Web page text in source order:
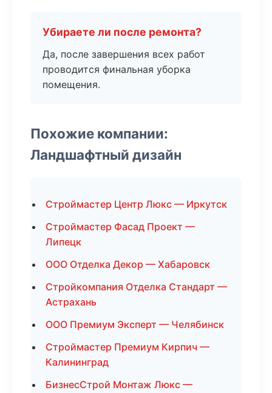
Убираете ли после ремонта?
Да, после завершения всех работ
проводится финальная уборка
помещения.
Похожие компании:
Ландшафтный дизайн
Строймастер Центр Люкс — Иркутск
Строймастер Фасад Проект —
Липецк
ООО Отделка Декор — Хабаровск
Стройкомпания Отделка Стандарт —
Астрахань
ООО Премиум Эксперт — Челябинск
Строймастер Премиум Кирпич —
Калининград
БизнесСтрой Монтаж Люкс —